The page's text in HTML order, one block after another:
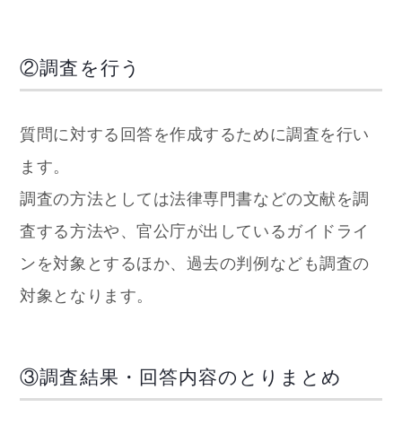
②調査を行う
質問に対する回答を作成するために調査を行い
ます。
調査の方法としては法律専門書などの文献を調
査する方法や、官公庁が出しているガイドライ
ンを対象とするほか、過去の判例なども調査の
対象となります。
③調査結果・回答内容のとりまとめ